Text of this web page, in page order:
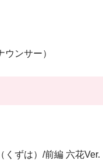
ウンサー）
くずは）/前編 六花Ver.